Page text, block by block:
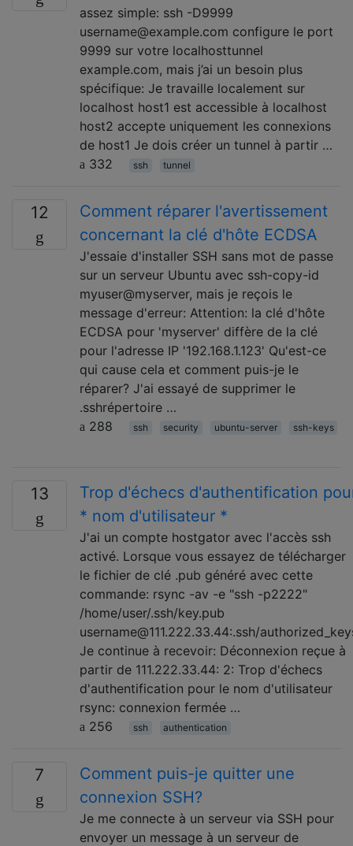
assez simple: ssh -D9999
username@example.com configure le port
9999 sur votre localhosttunnel
example.com, mais j’ai un besoin plus
spécifique: Je travaille localement sur
localhost host1 est accessible à localhost
host2 accepte uniquement les connexions
de host1 Je dois créer un tunnel à partir …
332
ssh tunnel
12
Comment réparer l'avertissement
concernant la clé d'hôte ECDSA
J'essaie d'installer SSH sans mot de passe
sur un serveur Ubuntu avec ssh-copy-id
myuser@myserver, mais je reçois le
message d'erreur: Attention: la clé d'hôte
ECDSA pour 'myserver' diffère de la clé
pour l'adresse IP '192.168.1.123' Qu'est-ce
qui cause cela et comment puis-je le
réparer? J'ai essayé de supprimer le
.sshrépertoire …
288
ssh security ubuntu-server ssh-keys
13
Trop d'échecs d'authentification
* nom d'utilisateur *
J'ai un compte hostgator avec l'accès ssh
activé. Lorsque vous essayez de télécharger
le fichier de clé .pub généré avec cette
commande: rsync -av -e "ssh -p2222"
/home/user/.ssh/key.pub
username@111.222.33.44:.ssh/
Je continue à recevoir: Déconnexion reçue à
partir de 111.222.33.44: 2: Trop d'échecs
d'authentification pour le nom d'utilisateur
rsync: connexion fermée …
256
ssh authentication
7
Comment puis-je quitter une
connexion SSH?
Je me connecte à un serveur via SSH pour
envoyer un message à un serveur de